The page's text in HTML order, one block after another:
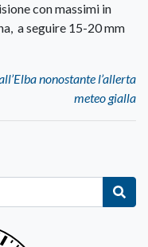
con massimi in
a seguire 15-20 mm
nonostante l’allerta
meteo gialla